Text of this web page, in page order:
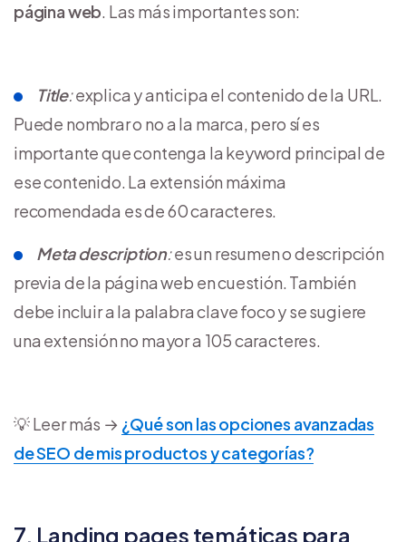
página web. Las más importantes son:
Title:explica y anticipa el contenido de la URL.
Puede nombrar o no a la marca, pero sí es
importante que contenga la keyword principal de
ese contenido. La extensión máxima
recomendada es de 60 caracteres.
Meta description:es un resumen o descripción
previa de la página web en cuestión. También
debe incluir a la palabra clave foco y se sugiere
una extensión no mayor a 105 caracteres.
💡 Leer más → ¿Qué son las opciones avanzadas
de SEO de mis productos y categorías?
7. Landing pages temáticas para